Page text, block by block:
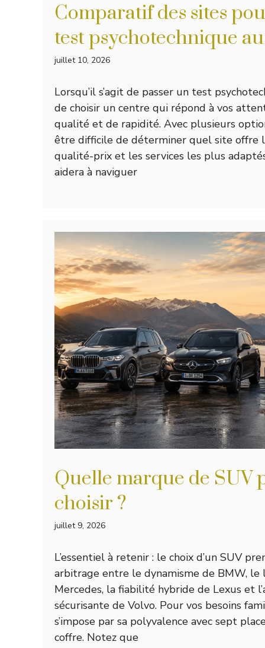
Comparatif des sites
test psychotechnique
juillet 10, 2026
Lorsqu’il s’agit de passer un test
de choisir un centre qui répond à vos
qualité et de rapidité. Avec plusieurs
être difficile de déterminer quel site offre
qualité-prix et les services les plus
aidera à naviguer
Quelle marque de SUV
choisir​ ?
juillet 9, 2026
L’essentiel à retenir : le choix d’un SUV
arbitrage entre le dynamisme de BMW, le
Mercedes, la fiabilité hybride de Lexus et
sécurisante de Volvo. Pour vos besoins
s’impose par sa polyvalence avec sept
coffre. Notez que